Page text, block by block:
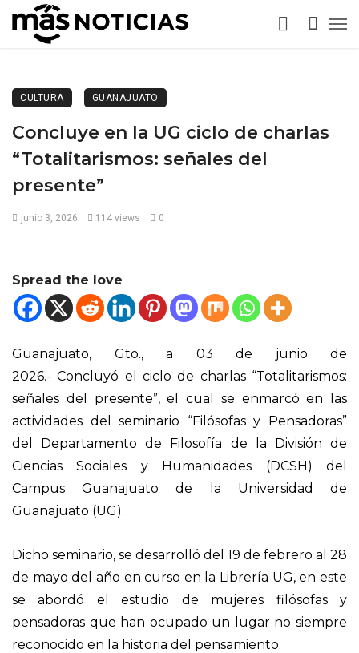
CULTURA GUANAJUATO
Concluye en la UG ciclo de charlas
“Totalitarismos: señales del
presente”
junio 3, 2026 114 views 0
Spread the love
Guanajuato, Gto., a 03 de junio de
2026.- Concluyó el ciclo de charlas “Totalitarismos:
señales del presente”, el cual se enmarcó en las
actividades del seminario “Filósofas y Pensadoras”
del Departamento de Filosofía de la División de
Ciencias Sociales y Humanidades (DCSH) del
Campus Guanajuato de la Universidad de
Guanajuato (UG).
Dicho seminario, se desarrolló del 19 de febrero al 28
de mayo del año en curso en la Librería UG, en este
se abordó el estudio de mujeres filósofas y
pensadoras que han ocupado un lugar no siempre
reconocido en la historia del pensamiento.